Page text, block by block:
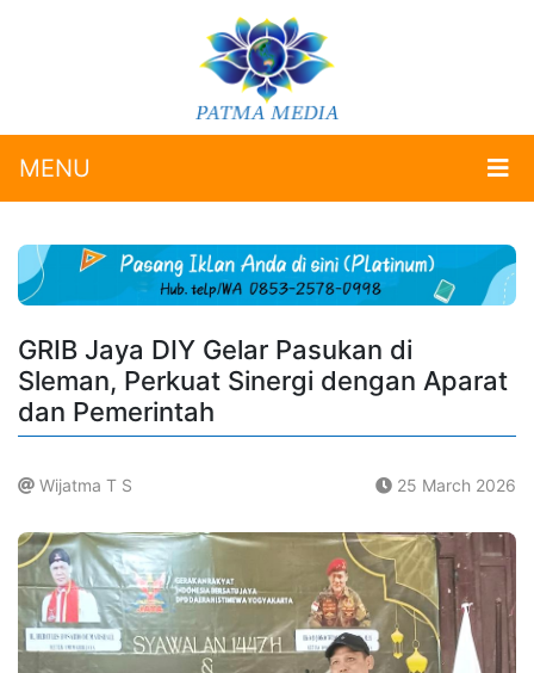
MENU
GRIB Jaya DIY Gelar Pasukan di
Sleman, Perkuat Sinergi dengan Aparat
dan Pemerintah
Wijatma T S 25 March 2026